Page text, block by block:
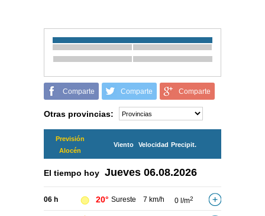
Comparte Comparte Comparte
Otras provincias:
Previsión
Alocén
Viento Velocidad Precipit.
El tiempo hoy Jueves 06.08.2026
06 h 20° Sureste 7 km/h 0 l/m2